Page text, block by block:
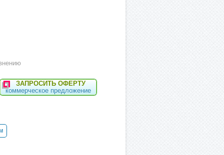
ЗАПРОСИТЬ ОФЕРТУ
коммерческое предложение